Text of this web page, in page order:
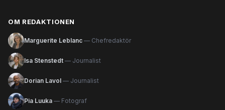
OM REDAKTIONEN
Marguerite Leblanc — Chefredaktör
Isa Stenstedt — Journalist
Dorian Lavol — Journalist
Pia Luuka — Fotograf